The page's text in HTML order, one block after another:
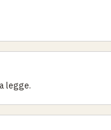
legge.